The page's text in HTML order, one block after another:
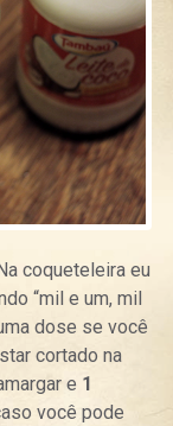
coqueteleira eu
“mil e um, mil
dose se você
cortado na
e 1
você pode